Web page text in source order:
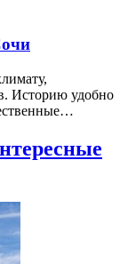
Историю удобно